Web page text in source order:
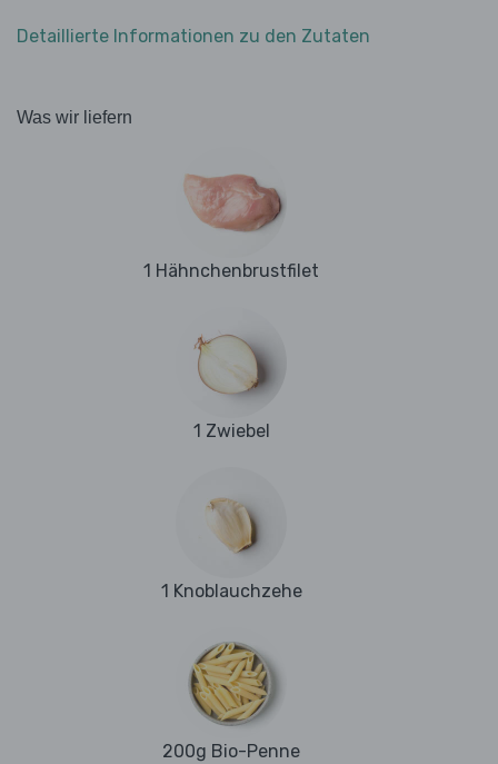
Detaillierte Informationen zu den Zutaten
Was wir liefern
1 Hähnchenbrustfilet
1 Zwiebel
1 Knoblauchzehe
200g Bio-Penne